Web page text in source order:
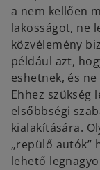
a nem kellően
lakosságot, ne
közvélemény
például azt,
eshetnek, és
Ehhez szükség
elsőbbségi
kialakítására.
„repülő autók”
lehető